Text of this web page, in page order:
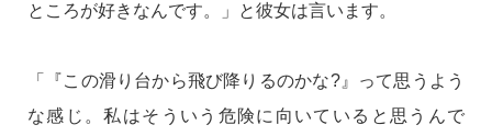
ところが好きなんです。」と彼女は言います。
「『この滑り台から飛び降りるのかな?』って思うよう
な感じ。私はそういう危険に向いていると思うんで